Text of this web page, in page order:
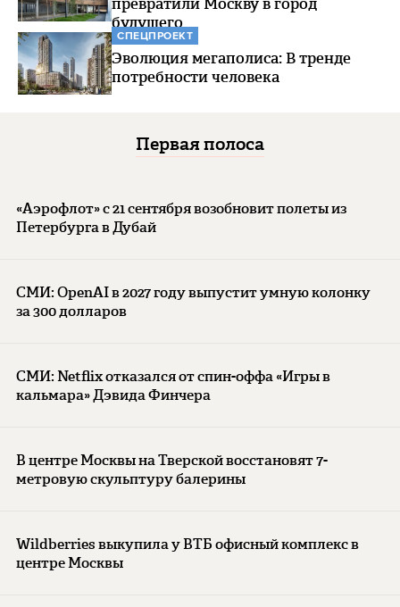
будущего
СПЕЦПРОЕКТ
Эволюция мегаполиса: В тренде
потребности человека
Первая полоса
«Аэрофлот» с 21 сентября возобновит полеты из
Петербурга в Дубай
СМИ: OpenAI в 2027 году выпустит умную колонку
за 300 долларов
СМИ: Netflix отказался от спин-оффа «Игры в
кальмара» Дэвида Финчера
В центре Москвы на Тверской восстановят 7-
метровую скульптуру балерины
Wildberries выкупила у ВТБ офисный комплекс в
центре Москвы